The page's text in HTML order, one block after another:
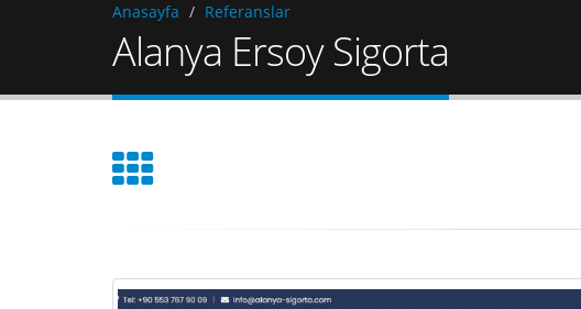
Anasayfa Referanslar
Alanya Ersoy Sigorta